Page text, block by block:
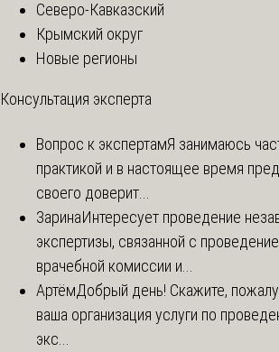
Северо-Кавказский
Крымский округ
Новые регионы
Консультация эксперта
Вопрос к экспертамЯ занимаюсь
практикой и в настоящее время
своего доверит...
ЗаринаИнтересует проведение
экспертизы, связанной с
врачебной комиссии и...
АртёмДобрый день! Скажите,
ваша организация услуги по
экс...